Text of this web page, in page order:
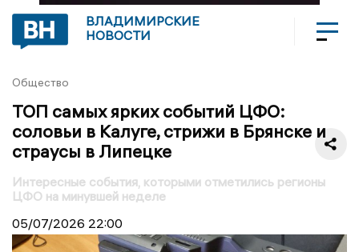
ВЛАДИМИРСКИЕ
НОВОСТИ
Общество
ТОП самых ярких событий ЦФО:
соловьи в Калуге, стрижи в Брянске и
страусы в Липецке
Интересные события, которыми отметились регионы
ЦФО на минувшей неделе
05/07/2026 22:00